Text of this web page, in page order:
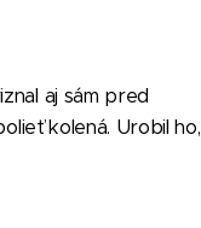
aj sám pred
kolená. Urobil ho,